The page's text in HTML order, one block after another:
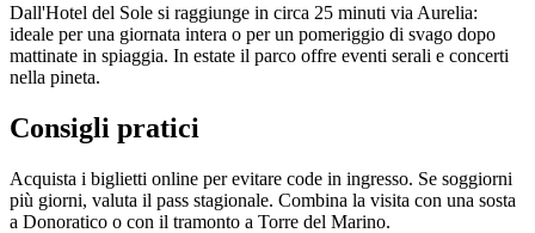
Dall'Hotel del Sole si raggiunge in circa 25 minuti via Aurelia:
ideale per una giornata intera o per un pomeriggio di svago dopo
mattinate in spiaggia. In estate il parco offre eventi serali e concerti
nella pineta.
Consigli pratici
Acquista i biglietti online per evitare code in ingresso. Se soggiorni
più giorni, valuta il pass stagionale. Combina la visita con una sosta
a Donoratico o con il tramonto a Torre del Marino.